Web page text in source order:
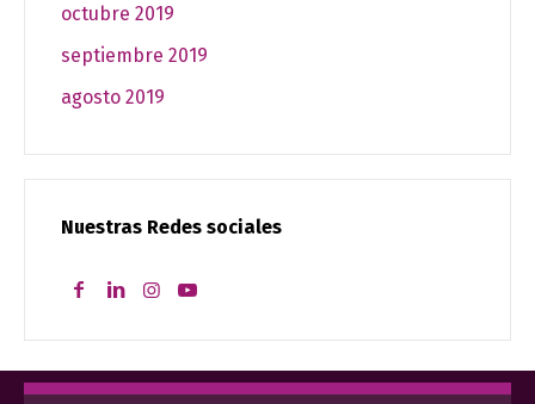
octubre 2019
septiembre 2019
agosto 2019
Nuestras Redes sociales